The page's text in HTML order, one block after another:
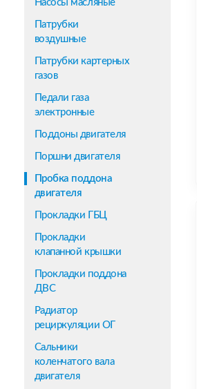
Насосы масляные
Патрубки
воздушные
Патрубки картерных
газов
Педали газа
электронные
Поддоны двигателя
Поршни двигателя
Пробка поддона
двигателя
Прокладки ГБЦ
Прокладки
клапанной крышки
Прокладки поддона
ДВС
Радиатор
рециркуляции ОГ
Сальники
коленчатого вала
двигателя